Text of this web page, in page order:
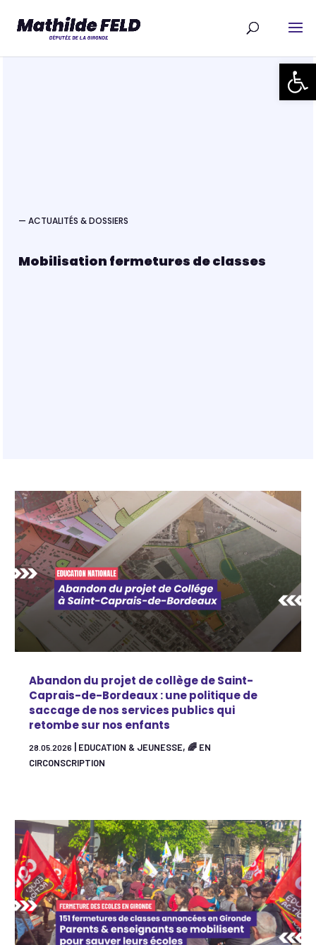
Ouvrir
— ACTUALITÉS & DOSSIERS
Mobilisation fermetures de classes
Abandon du projet de collège de Saint-
Caprais-de-Bordeaux : une politique de
saccage de nos services publics qui
retombe sur nos enfants
28.05.2026 EDUCATION & JEUNESSE,🌈 EN
CIRCONSCRIPTION